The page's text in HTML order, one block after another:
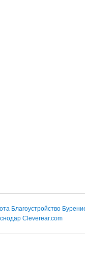
Благоустройство
Cleverear.com